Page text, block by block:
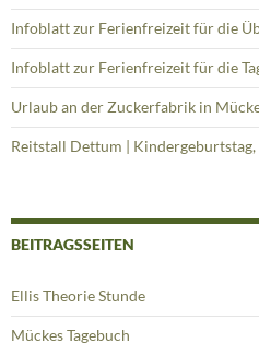
Infoblatt zur Ferienfreizeit für die
Infoblatt zur Ferienfreizeit für die
Urlaub an der Zuckerfabrik in
Reitstall Dettum |
BEITRAGSSEITEN
Ellis Theorie Stunde
Mückes Tagebuch